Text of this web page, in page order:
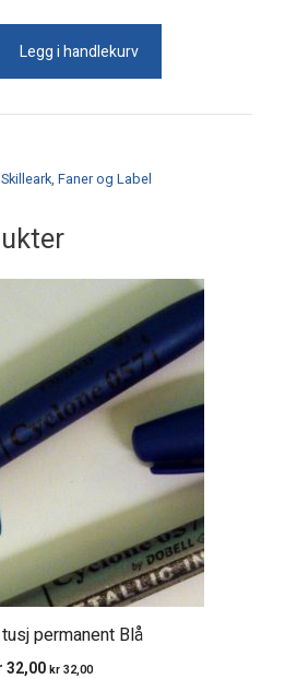
Skilleark
Legg i handlekurv
Skilleark, Faner og Label
permanent Blå
32,00 kr 32,00